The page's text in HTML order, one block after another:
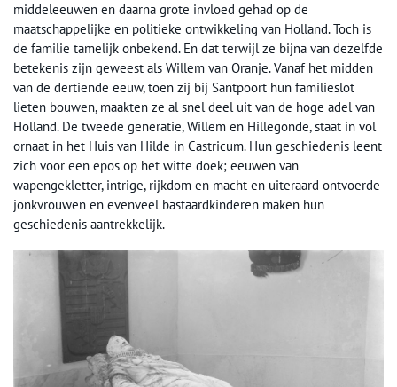
middeleeuwen en daarna grote invloed gehad op de
maatschappelijke en politieke ontwikkeling van Holland. Toch is
de familie tamelijk onbekend. En dat terwijl ze bijna van dezelfde
betekenis zijn geweest als Willem van Oranje. Vanaf het midden
van de dertiende eeuw, toen zij bij Santpoort hun familieslot
lieten bouwen, maakten ze al snel deel uit van de hoge adel van
Holland. De tweede generatie, Willem en Hillegonde, staat in vol
ornaat in het Huis van Hilde in Castricum. Hun geschiedenis leent
zich voor een epos op het witte doek; eeuwen van
wapengekletter, intrige, rijkdom en macht en uiteraard ontvoerde
jonkvrouwen en evenveel bastaardkinderen maken hun
geschiedenis aantrekkelijk.